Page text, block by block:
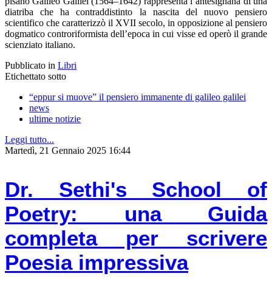
diatriba che ha contraddistinto la nascita del nuovo pensiero
scientifico che caratterizzò il XVII secolo, in opposizione al pensiero
dogmatico controriformista dell’epoca in cui visse ed operò il grande
scienziato italiano.
Pubblicato in Libri
Etichettato sotto
“eppur si muove” il pensiero immanente di galileo galilei
news
ultime notizie
Leggi tutto...
Martedì, 21 Gennaio 2025 16:44
Dr. Sethi's School of
Poetry: una Guida
completa per scrivere
Poesia impressiva